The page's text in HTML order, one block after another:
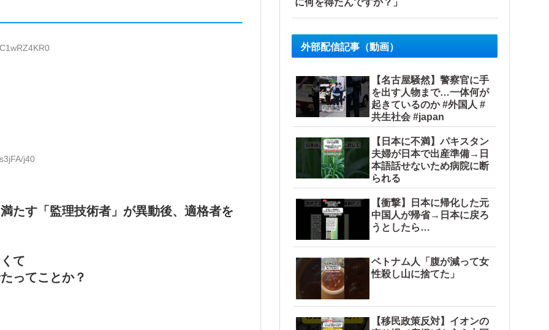
j40
たす「監理技術者」が異動後、適格者を
て
ってことか？
に何を得たんですか？」
外部配信記事（動画）
【名古屋騒然】警察官に手
を出す人物まで…一体何が
起きているのか #外国人 #
共生社会 #japan
【日本に不満】パキスタン
夫婦が日本で出産準備→日
本語話せないため病院に断
られる
【衝撃】日本に帰化した元
中国人が帰省→日本に戻ろ
うとしたら…
ベトナム人「腹が減って女
性殺し山に捨てた」
【移民政策反対】イオンの